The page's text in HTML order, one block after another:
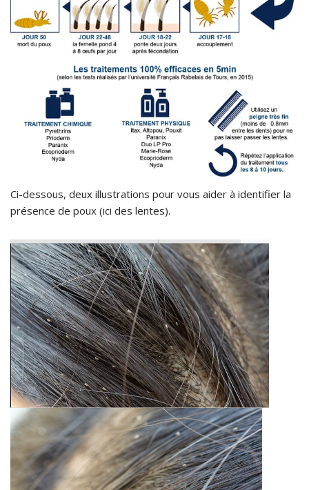
Ci-dessous, deux illustrations pour vous aider à identifier la
présence de poux (ici des lentes).